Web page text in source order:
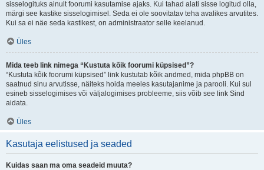
sisselogituks ainult foorumi kasutamise ajaks. Kui tahad alati sisse logitud olla,
märgi see kastike sisselogimisel. Seda ei ole soovitatav teha avalikes arvutites.
Kui sa ei näe seda kastikest, on administraator selle keelanud.
Üles
Mida teeb link nimega “Kustuta kõik foorumi küpsised”?
“Kustuta kõik foorumi küpsised” link kustutab kõik andmed, mida phpBB on
saatnud sinu arvutisse, näiteks hoida meeles kasutajanime ja parooli. Kui sul
esineb sisselogimises või väljalogimises probleeme, siis võib see link Sind
aidata.
Üles
Kasutaja eelistused ja seaded
Kuidas saan ma oma seadeid muuta?